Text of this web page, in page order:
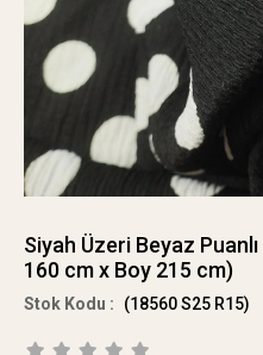
Siyah Üzeri Beyaz
160 cm x Boy 215 cm)
(18560 S25 R15)